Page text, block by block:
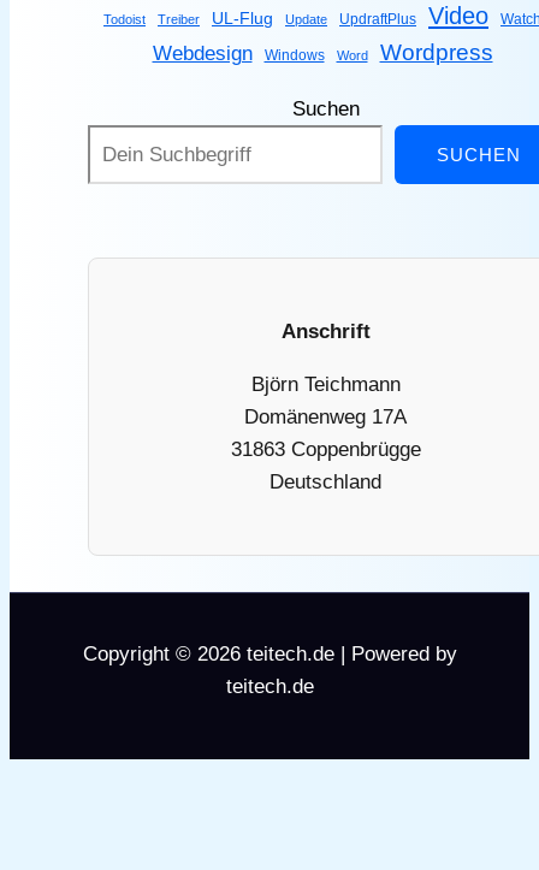
Todoist Treiber UL-Flug Update UpdraftPlus Video
Webdesign Windows Word Wordpress
Suchen
SUCHEN
Anschrift
Björn Teichmann
Domänenweg 17A
31863 Coppenbrügge
Deutschland
Copyright © 2026 teitech.de | Powered by
teitech.de